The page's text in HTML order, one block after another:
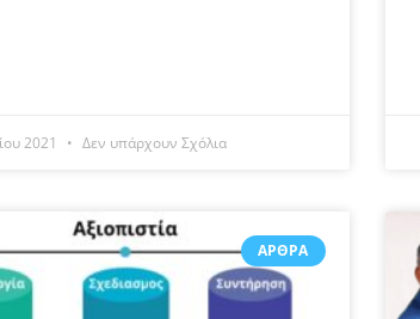
2021 Δεν υπάρχουν Σχόλια
ΆΡΘΡΑ